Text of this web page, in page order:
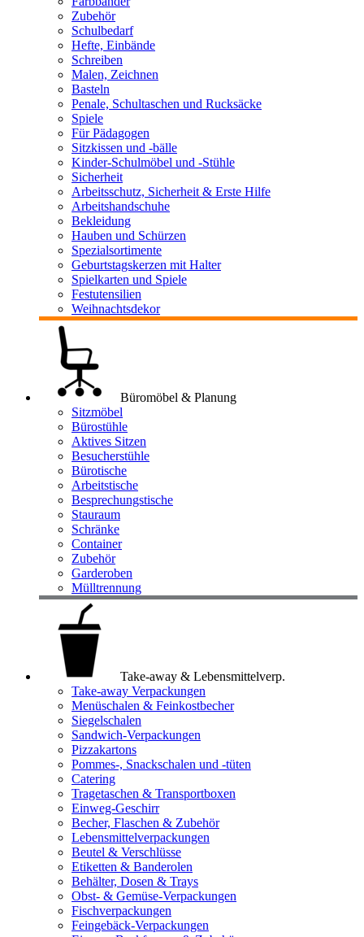
Zubehör
Schulbedarf
Hefte, Einbände
Schreiben
Malen, Zeichnen
Basteln
Penale, Schultaschen und Rucksäcke
Spiele
Für Pädagogen
Sitzkissen und -bälle
Kinder-Schulmöbel und -Stühle
Sicherheit
Arbeitsschutz, Sicherheit & Erste Hilfe
Arbeitshandschuhe
Bekleidung
Hauben und Schürzen
Spezialsortimente
Geburtstagskerzen mit Halter
Spielkarten und Spiele
Festutensilien
Weihnachtsdekor
Büromöbel & Planung
Sitzmöbel
Bürostühle
Aktives Sitzen
Besucherstühle
Bürotische
Arbeitstische
Besprechungstische
Stauraum
Schränke
Container
Zubehör
Garderoben
Mülltrennung
Take-away & Lebensmittelverp.
Take-away Verpackungen
Menüschalen & Feinkostbecher
Siegelschalen
Sandwich-Verpackungen
Pizzakartons
Pommes-, Snackschalen und -tüten
Catering
Tragetaschen & Transportboxen
Einweg-Geschirr
Becher, Flaschen & Zubehör
Lebensmittelverpackungen
Beutel & Verschlüsse
Etiketten & Banderolen
Behälter, Dosen & Trays
Obst- & Gemüse-Verpackungen
Fischverpackungen
Feingebäck-Verpackungen